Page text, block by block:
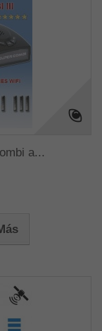
a...